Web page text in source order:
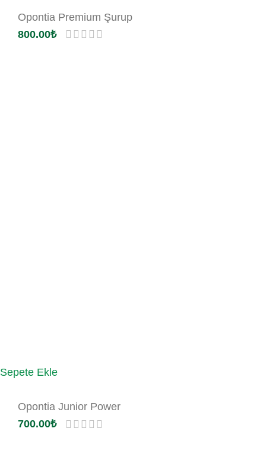
Opontia Premium Şurup
800.00₺
Sepete Ekle
Opontia Junior Power
700.00₺